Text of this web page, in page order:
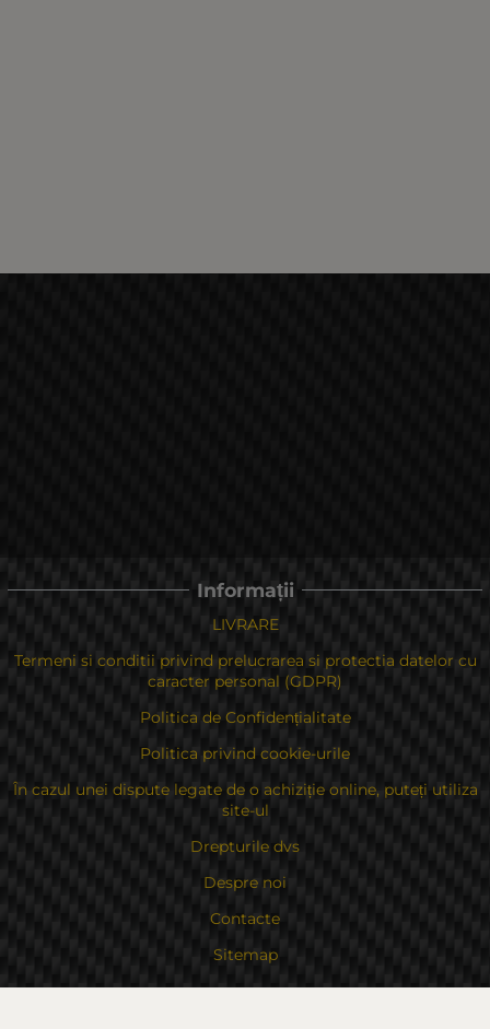
Informații
LIVRARE
Termeni si conditii privind prelucrarea si protectia datelor cu
caracter personal (GDPR)
Politica de Confidențialitate
Politica privind cookie-urile
În cazul unei dispute legate de o achiziție online, puteți utiliza
site-ul
Drepturile dvs
Despre noi
Contacte
Sitemap